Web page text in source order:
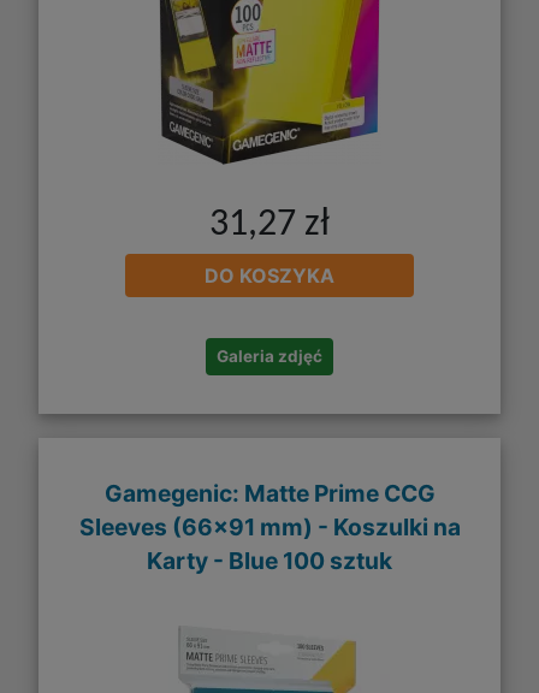
31,27 zł
DO KOSZYKA
Galeria zdjęć
Gamegenic: Matte Prime CCG
Sleeves (66x91 mm) - Koszulki na
Karty - Blue 100 sztuk